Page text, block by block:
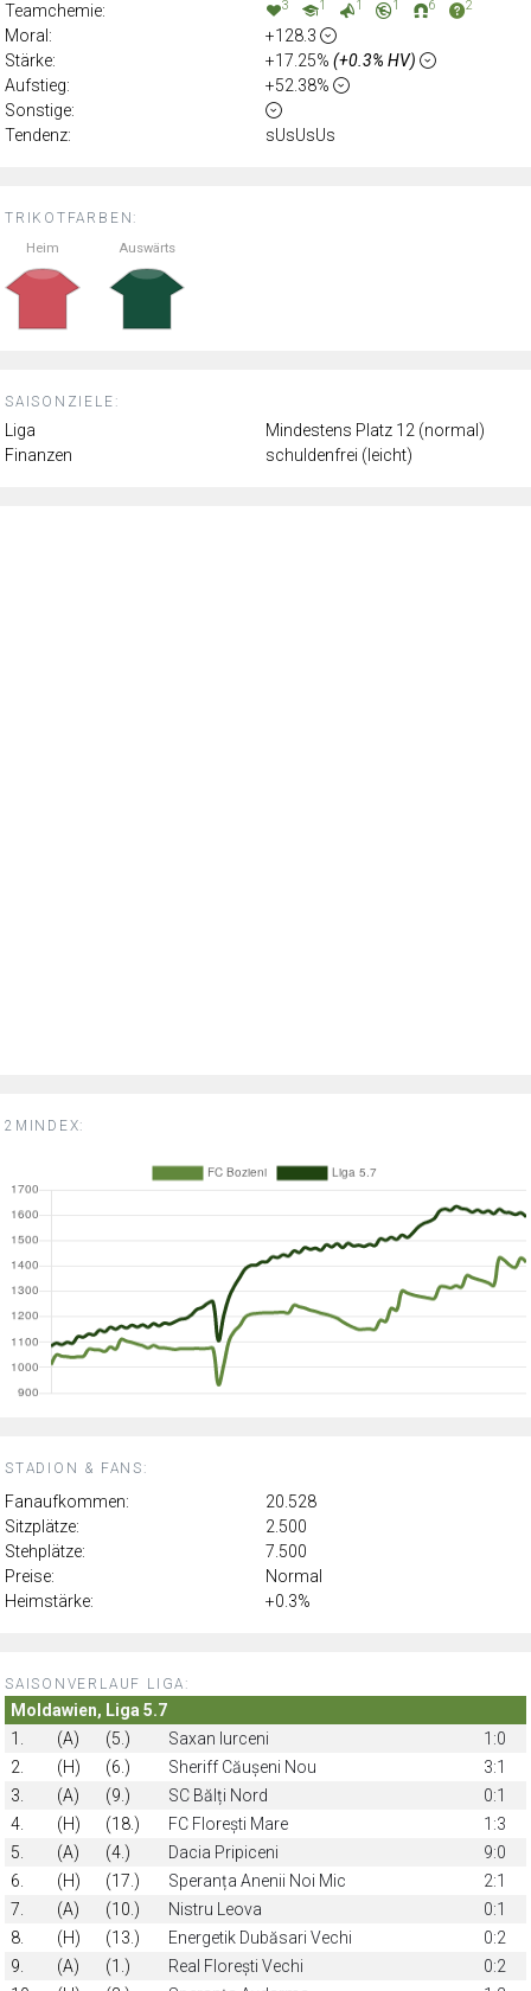
TRIKOTFARBEN:
Heim Auswärts
SAISONZIELE:
Liga
Mindestens Platz 12 (normal)
Finanzen
schuldenfrei (leicht)
2MINDEX:
Teamchemie: 3 1 1 1 6 2
Moral:
+128.3
Stärke:
+17.25% (+0.3% HV)
Aufstieg:
+52.38%
Sonstige:
Tendenz:
sUsUsUs
STADION & FANS:
Fanaufkommen:
20.528
Sitzplätze:
2.500
Stehplätze:
7.500
Preise:
Normal
Heimstärke:
+0.3%
SAISONVERLAUF LIGA:
Moldawien, Liga 5.7
1.
(A) (5.) Saxan Iurceni
1:0
2.
(H) (6.) Sheriff Căușeni Nou
3:1
3.
(A) (9.) SC Bălți Nord
0:1
4.
(H) (18.) FC Florești Mare
1:3
5.
(A) (4.) Dacia Pripiceni
9:0
6.
(H) (17.) Speranța Anenii Noi Mic
2:1
7.
(A) (10.) Nistru Leova
0:1
8.
(H) (13.) Energetik Dubăsari Vechi
0:2
9.
(A) (1.) Real Florești Vechi
0:2